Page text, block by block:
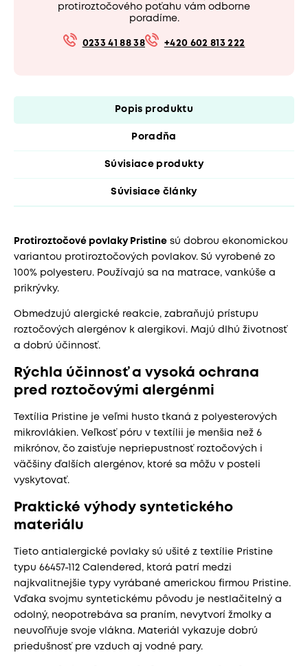
protiroztočového poťahu vám odborne
poradíme.
0233 41 88 38 +420 602 813 222
Popis produktu
Poradňa
Súvisiace produkty
Súvisiace články
Protiroztočové povlaky Pristine sú dobrou ekonomickou
variantou protiroztočových povlakov. Sú vyrobené zo
100% polyesteru. Používajú sa na matrace, vankúše a
prikrývky.
Obmedzujú alergické reakcie, zabraňujú prístupu
roztočových alergénov k alergikovi. Majú dlhú životnosť
a dobrú účinnosť.
Rýchla účinnosť a vysoká ochrana
pred roztočovými alergénmi
Textília Pristine je veľmi husto tkaná z polyesterových
mikrovlákien. Veľkosť póru v textílii je menšia než 6
mikrónov, čo zaisťuje nepriepustnosť roztočových i
väčšiny ďalších alergénov, ktoré sa môžu v posteli
vyskytovať.
Praktické výhody syntetického
materiálu
Tieto antialergické povlaky sú ušité z textílie Pristine
typu 66457-112 Calendered, ktorá patrí medzi
najkvalitnejšie typy vyrábané americkou firmou Pristine.
Vďaka svojmu syntetickému pôvodu je nestlačitelný a
odolný, neopotrebáva sa praním, nevytvorí žmolky a
neuvoľňuje svoje vlákna. Materiál vykazuje dobrú
priedušnosť pre vzduch aj vodné pary.